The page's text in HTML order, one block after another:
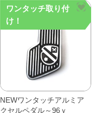
ワンタッチ取り付
け！
NEWワンタッチアルミア
クセルペダル～96ｙ